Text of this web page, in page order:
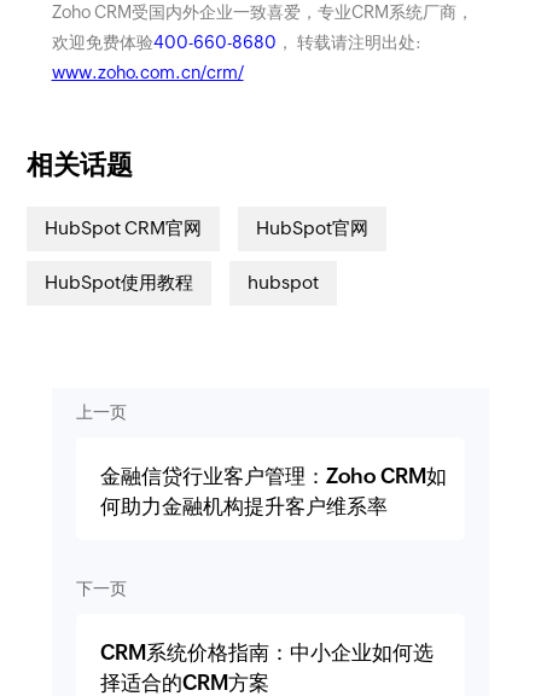
Zoho CRM受国内外企业一致喜爱，专业CRM系统厂商，
欢迎免费体验400-660-8680 ， 转载请注明出处:
www.zoho.com.cn/crm/
相关话题
HubSpot CRM官网 HubSpot官网
HubSpot使用教程 hubspot
上一页
金融信贷行业客户管理：Zoho CRM如
何助力金融机构提升客户维系率
下一页
CRM系统价格指南：中小企业如何选
择适合的CRM方案